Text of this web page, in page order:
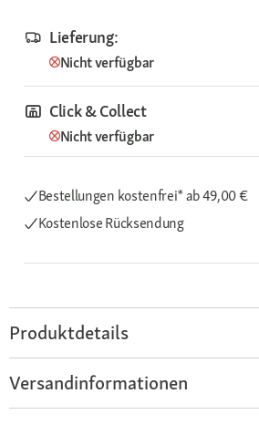
Lieferung:
Nicht verfügbar
Click & Collect
Nicht verfügbar
Bestellungen kostenfrei*ab 49,00 €
Kostenlose Rücksendung
Produktdetails
Versandinformationen